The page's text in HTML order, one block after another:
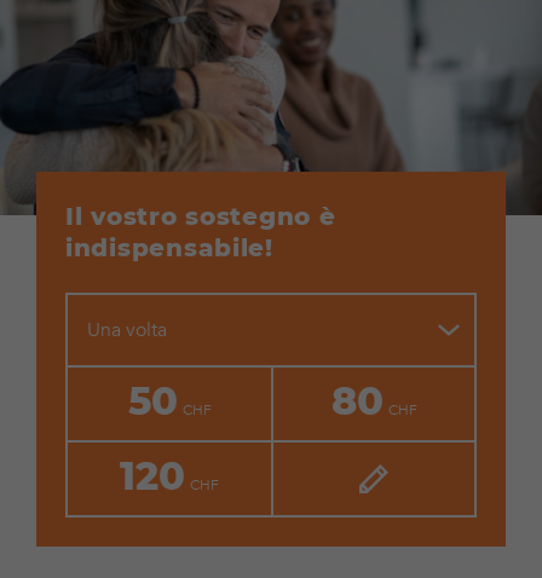
Il vostro sostegno è
indispensabile!
Una volta
50
80
120